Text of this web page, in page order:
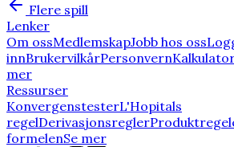
Flere spill
Lenker
Om ossMedlemskapJobb hos oss
innBrukervilkårPersonvern
mer
Ressurser
KonvergenstesterL'Hopitals
regelDerivasjonsregler
formelenSe mer